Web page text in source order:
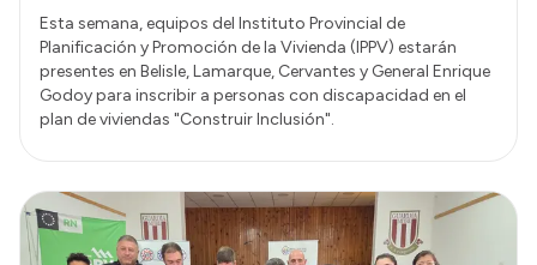
Esta semana, equipos del Instituto Provincial de
Planificación y Promoción de la Vivienda (IPPV) estarán
presentes en Belisle, Lamarque, Cervantes y General Enrique
Godoy para inscribir a personas con discapacidad en el
plan de viviendas "Construir Inclusión".